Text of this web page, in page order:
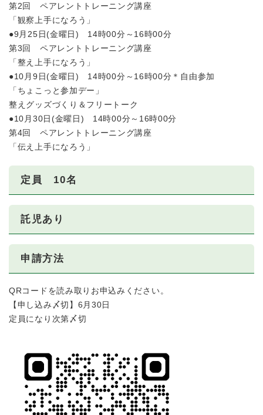
第2回 ペアレントトレーニング講座
「観察上手になろう」
●9月25日(金曜日) 14時00分～16時00分
第3回 ペアレントトレーニング講座
「整え上手になろう」
●10月9日(金曜日) 14時00分～16時00分＊自由参加
「ちょこっと参加デー」
整えグッズづくり＆フリートーク
●10月30日(金曜日) 14時00分～16時00分
第4回 ペアレントトレーニング講座
「伝え上手になろう」
定員 10名
託児あり
申請方法
QRコードを読み取りお申込みください。
【申し込み〆切】6月30日
定員になり次第〆切